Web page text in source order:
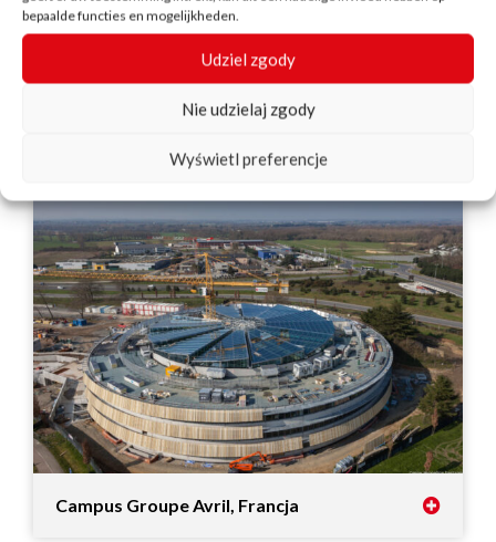
bepaalde functies en mogelijkheden.
Udziel zgody
Nie udzielaj zgody
Wyświetl preferencje
Centrum napojów, Belgia
Campus Groupe Avril, Francja